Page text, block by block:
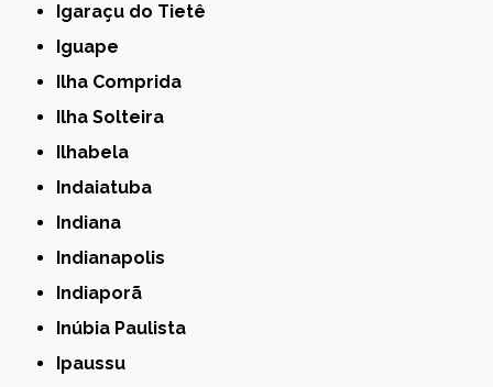
Igaraçu do Tietê
Iguape
Ilha Comprida
Ilha Solteira
Ilhabela
Indaiatuba
Indiana
Indianapolis
Indiaporã
Inúbia Paulista
Ipaussu